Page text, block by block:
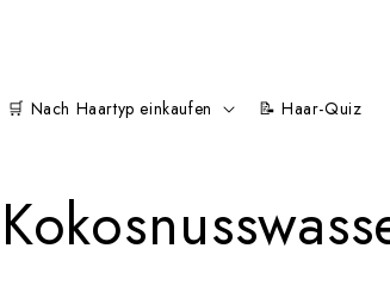
🛒 Nach Haartyp einkaufen 📝 Haar-Quiz